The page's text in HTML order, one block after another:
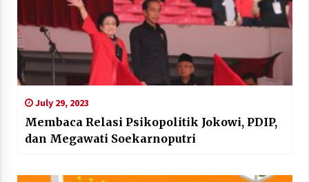
July 29, 2023
Membaca Relasi Psikopolitik Jokowi, PDIP,
dan Megawati Soekarnoputri